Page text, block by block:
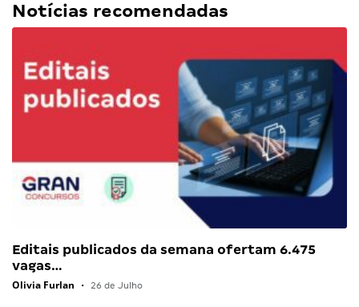
Notícias recomendadas
Editais publicados da semana ofertam 6.475
vagas…
Olivia Furlan • 26 de Julho